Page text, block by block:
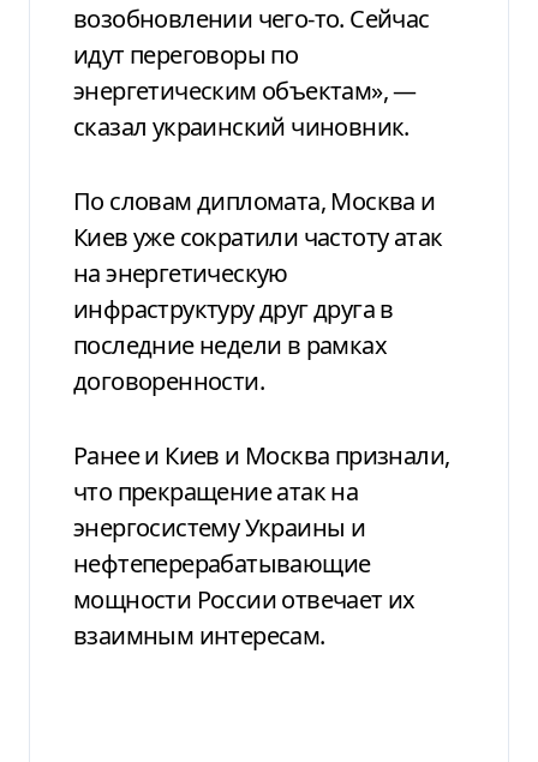
возобновлении чего-то. Сейчас
идут переговоры по
энергетическим объектам», —
сказал украинский чиновник.
По словам дипломата, Москва и
Киев уже сократили частоту атак
на энергетическую
инфраструктуру друг друга в
последние недели в рамках
договоренности.
Ранее и Киев и Москва признали,
что прекращение атак на
энергосистему Украины и
нефтеперерабатывающие
мощности России отвечает их
взаимным интересам.